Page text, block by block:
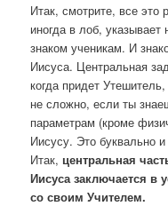
Итак, смотрите, все это
иногда в лоб,
знаком ученикам. И
Иисуса. Центральная
когда придет
не сложно, если ты
параметрам (кроме
Иисусу. Это буквально
Итак, центральная
Иисуса заключается в
со своим Учителем.